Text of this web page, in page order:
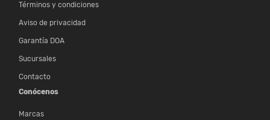
Términos y condiciones
Aviso de privacidad
Garantía DOA
Sucursales
Contacto
Conócenos
Marcas